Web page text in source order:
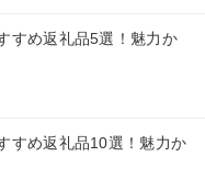
すめ返礼品5選！魅力か
すめ返礼品10選！魅力か